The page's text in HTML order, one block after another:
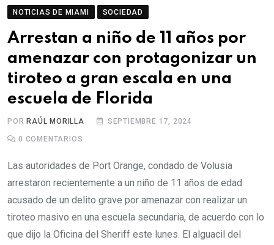
NOTICIAS DE MIAMI SOCIEDAD
Arrestan a niño de 11 años por
amenazar con protagonizar un
tiroteo a gran escala en una
escuela de Florida
POR RAÚL MORILLA SEPTIEMBRE 17, 2024
0 COMENTARIOS
Las autoridades de Port Orange, condado de Volusia
arrestaron recientemente a un niño de 11 años de edad
acusado de un delito grave por amenazar con realizar un
tiroteo masivo en una escuela secundaria, de acuerdo con lo
que dijo la Oficina del Sheriff este lunes. El alguacil del